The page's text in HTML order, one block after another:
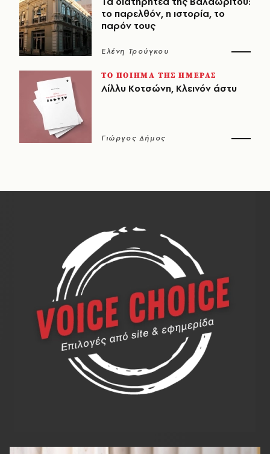
το παρελθόν, η ιστορία, το
παρόν τους
Ελένη Τρούγκου
ΤΟ ΠΟΙΗΜΑ ΤΗΣ ΗΜΕΡΑΣ
Λίλλυ Κοτσώνη, Κλεινόν άστυ
Γιώργος Δήμος